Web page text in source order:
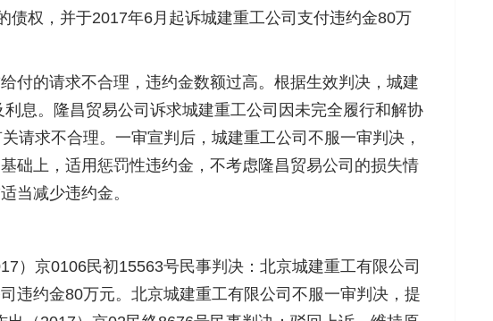
权，并于2017年6月起诉城建重工公司支付违约金80万
的请求不合理，违约金数额过高。根据生效判决，城建
息。隆昌贸易公司诉求城建重工公司因未完全履行和解协
请求不合理。一审宣判后，城建重工公司不服一审判决，
础上，适用惩罚性违约金，不考虑隆昌贸易公司的损失情
当减少违约金。
京0106民初15563号民事判决：北京城建重工有限公司
违约金80万元。北京城建重工有限公司不服一审判决，提